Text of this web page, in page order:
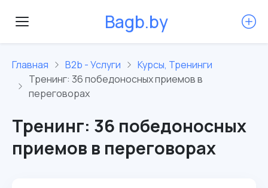
Bagb.by
Главная B2b - Услуги
Курсы, Тренинги
Тренинг: 36 победоносных приемов в
переговорах
Тренинг: 36 победоносных
приемов в переговорах